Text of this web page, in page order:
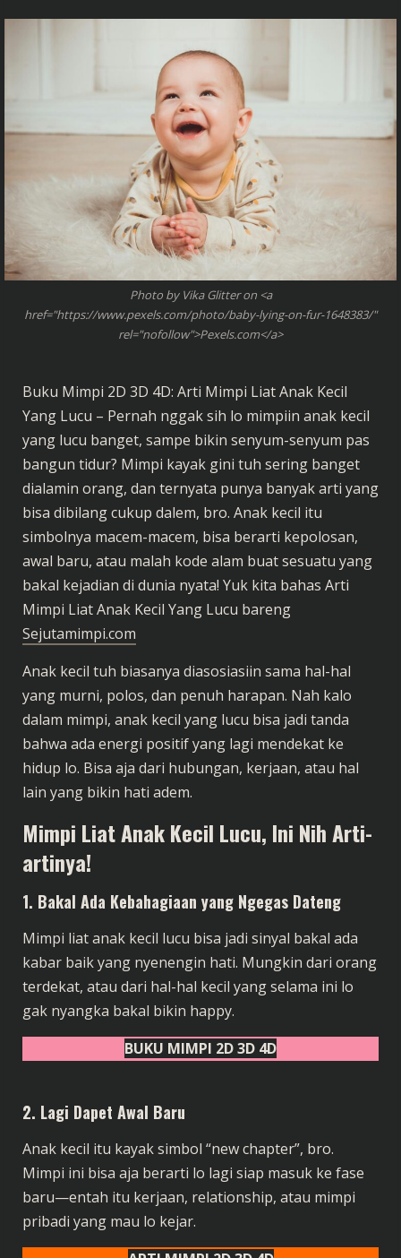
Photo by Vika Glitter on <a
href="https://www.pexels.com/photo/baby-lying-on-fur-1648383/"
rel="nofollow">Pexels.com</a>
Buku Mimpi 2D 3D 4D: Arti Mimpi Liat Anak Kecil
Yang Lucu – Pernah nggak sih lo mimpiin anak kecil
yang lucu banget, sampe bikin senyum-senyum pas
bangun tidur? Mimpi kayak gini tuh sering banget
dialamin orang, dan ternyata punya banyak arti yang
bisa dibilang cukup dalem, bro. Anak kecil itu
simbolnya macem-macem, bisa berarti kepolosan,
awal baru, atau malah kode alam buat sesuatu yang
bakal kejadian di dunia nyata! Yuk kita bahas Arti
Mimpi Liat Anak Kecil Yang Lucu bareng
Sejutamimpi.com
Anak kecil tuh biasanya diasosiasiin sama hal-hal
yang murni, polos, dan penuh harapan. Nah kalo
dalam mimpi, anak kecil yang lucu bisa jadi tanda
bahwa ada energi positif yang lagi mendekat ke
hidup lo. Bisa aja dari hubungan, kerjaan, atau hal
lain yang bikin hati adem.
Mimpi Liat Anak Kecil Lucu, Ini Nih Arti-
artinya!
1. Bakal Ada Kebahagiaan yang Ngegas Dateng
Mimpi liat anak kecil lucu bisa jadi sinyal bakal ada
kabar baik yang nyenengin hati. Mungkin dari orang
terdekat, atau dari hal-hal kecil yang selama ini lo
gak nyangka bakal bikin happy.
BUKU MIMPI 2D 3D 4D
2. Lagi Dapet Awal Baru
Anak kecil itu kayak simbol “new chapter”, bro.
Mimpi ini bisa aja berarti lo lagi siap masuk ke fase
baru—entah itu kerjaan, relationship, atau mimpi
pribadi yang mau lo kejar.